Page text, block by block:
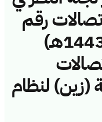
رقم
(4374407/ق/1443هـ)
(زين) لنظام